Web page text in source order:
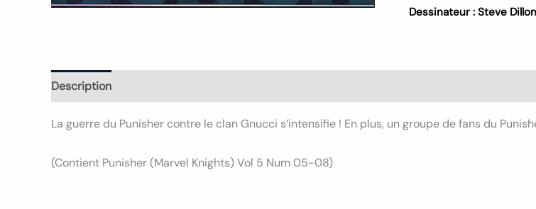
Dessinateur : Steve Dillon
Description
La guerre du Punisher contre le clan Gnucci s’intensifie ! En plus, un groupe de fans du
(Contient Punisher (Marvel Knights) Vol 5 Num 05-08)